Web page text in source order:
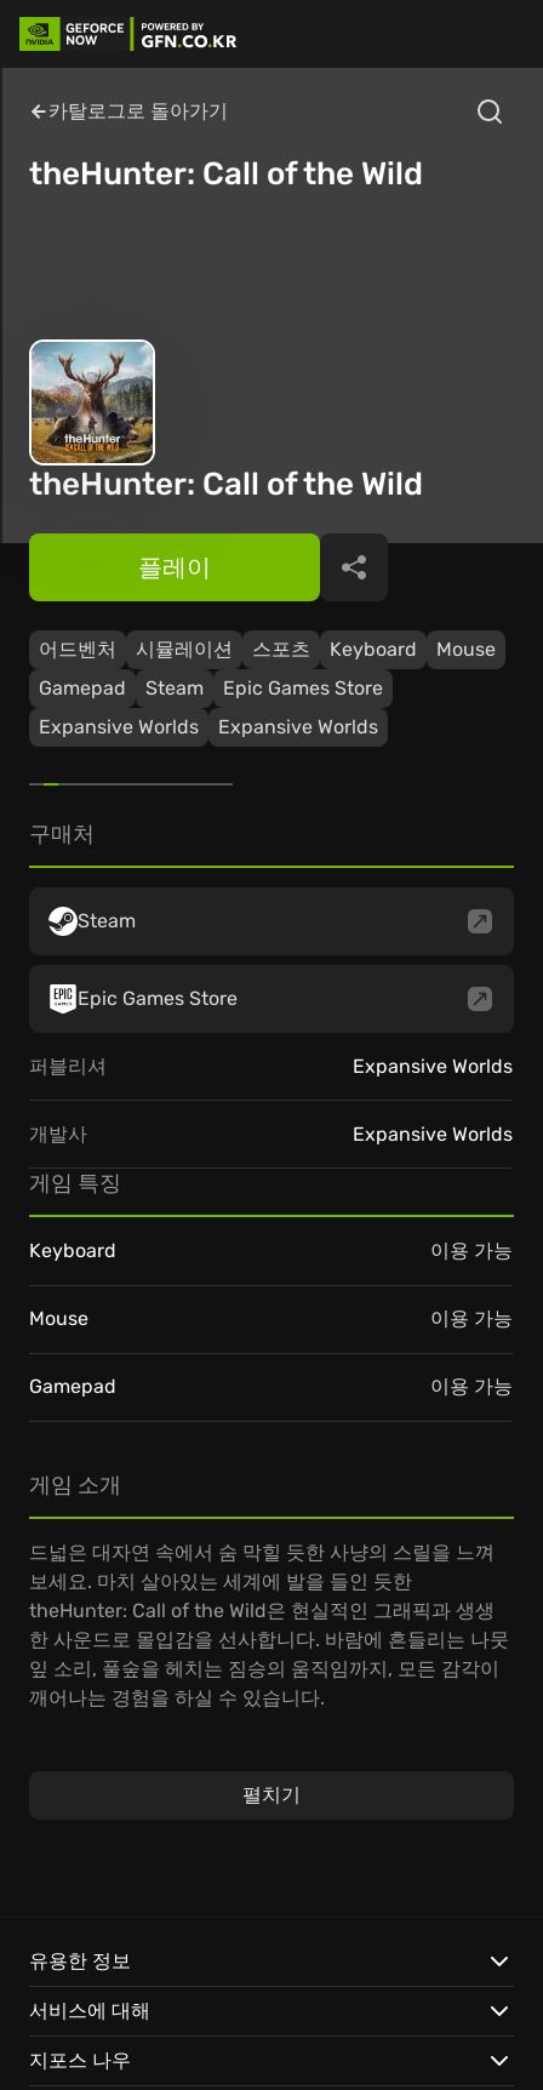
카탈로그로 돌아가기
theHunter: Call of the Wild
theHunter: Call of the Wild
어드벤처 시뮬레이션 스포츠 Keyboard
Mouse
Gamepad
Steam
Epic Games Store
Expansive Worlds
Expansive Worlds
플레이 공유
게임 소개
드넓은 대자연 속에서 숨 막힐 듯한 사냥의 스릴을 느껴
보세요. 마치 살아있는 세계에 발을 들인 듯한
theHunter: Call of the Wild은 현실적인 그래픽과 생생
한 사운드로 몰입감을 선사합니다. 바람에 흔들리는 나뭇
잎 소리, 풀숲을 헤치는 짐승의 움직임까지, 모든 감각이
깨어나는 경험을 하실 수 있습니다.
들과 함께 잊지 못할 추억을 만들 수도 있습니다. 노련한
다. 바람의 세기와 탄도 궤적을 고려하며 사격 실력을 갈
고닦아야 합니다. 협동과 경쟁이 공존하는 멀티플레이는
또 다른 재미를 선사합니다. 꾸준히 업데이트되는 콘텐츠
와 이벤트는 사냥의 재미를 더할 것입니다. 끝없이 펼쳐
진 사냥터에서 '나만의 전설'을 만들어 보세요! 사냥 게임
펼치기
구매처
Steam
Epic Games Store
퍼블리셔 Expansive Worlds
개발사 Expansive Worlds
게임 특징
Keyboard 이용 가능
Mouse 이용 가능
Gamepad 이용 가능
유용한 정보
서비스에 대해
지포스 나우